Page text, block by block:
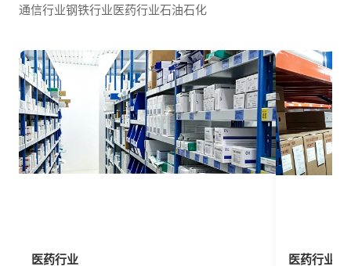
通信行业钢铁行业医药行业石油石化
医药行业 医药行业